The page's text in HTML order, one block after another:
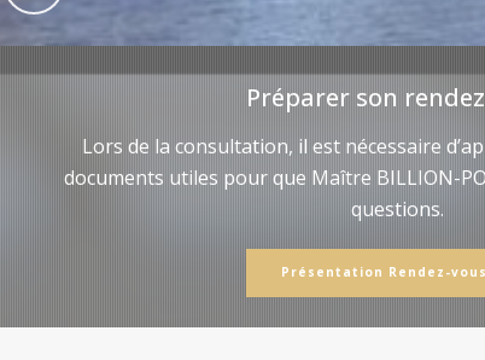
Préparer son
Lors de la consultation, il est nécessaire
documents utiles pour que Maître BILLION-
questions.
Présentation Rendez-vous